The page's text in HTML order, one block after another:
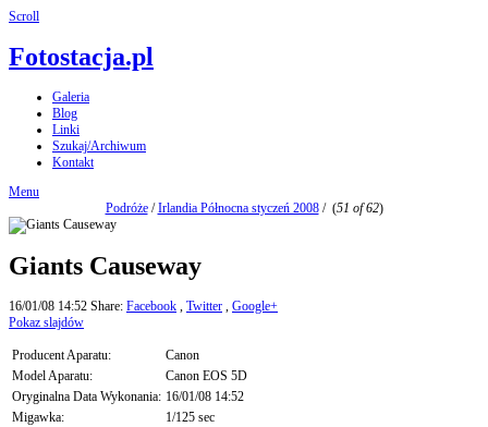
Scroll
Fotostacja.pl
Galeria
Blog
Linki
Szukaj/Archiwum
Kontakt
Menu
Podróże/Irlandia Północna styczeń 2008/ (51 of 62)
Giants Causeway
16/01/08 14:52 Share: Facebook , Twitter , Google+
Pokaz slajdów
Producent Aparatu:
Canon
Model Aparatu:
Canon EOS 5D
Oryginalna Data Wykonania: 16/01/08 14:52
Migawka:
1/125 sec